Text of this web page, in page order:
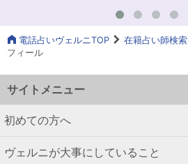
電話占いヴェルニTOP 在籍占い師検索
フィール
サイトメニュー
初めての方へ
ヴェルニが大事にしていること